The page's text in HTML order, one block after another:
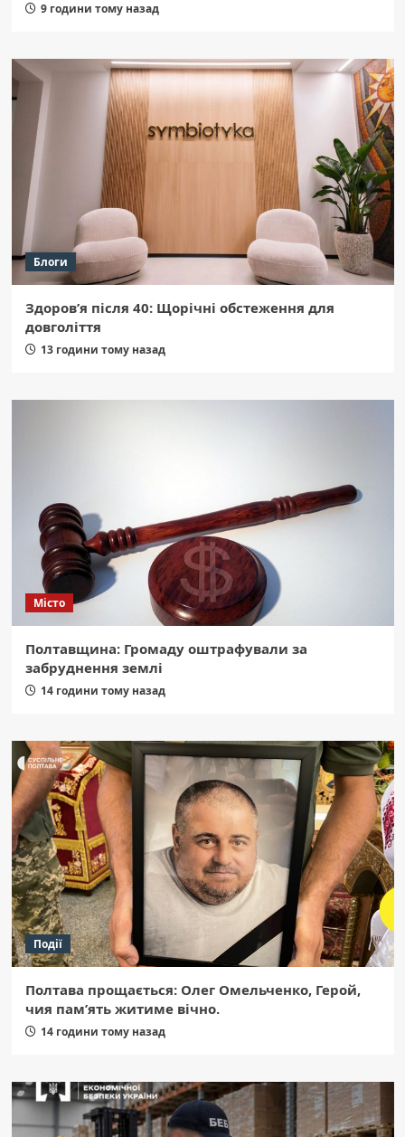
9 години тому назад
Блоги
Здоров’я після 40: Щорічні обстеження для
довголіття
13 години тому назад
Місто
Полтавщина: Громаду оштрафували за
забруднення землі
14 години тому назад
Події
Полтава прощається: Олег Омельченко, Герой,
чия пам’ять житиме вічно.
14 години тому назад